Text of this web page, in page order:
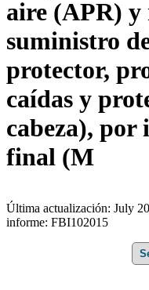
aire (APR) y
suministro
protector,
caídas y
cabeza), por
final (M
Última actualización: July
informe: FBI102015